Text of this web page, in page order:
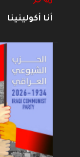
أنا أكولينينا